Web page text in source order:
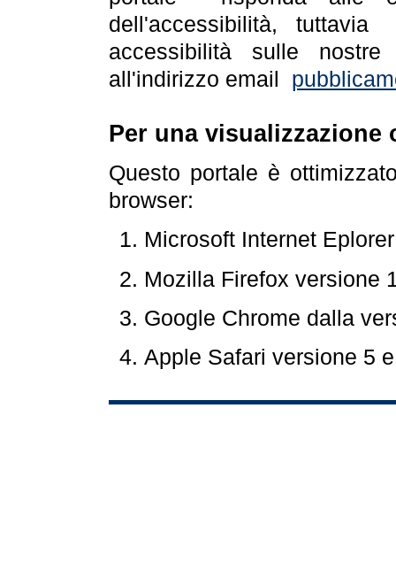
dell'accessibilità,
accessibilità sulle
all'indirizzo email
Per una visualizzazione
Questo portale è
browser:
Microsoft Internet
Mozilla Firefox versione
Google Chrome dalla
Apple Safari versione 5